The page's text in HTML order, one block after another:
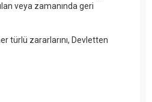
veya zamanında geri
türlü zararlarını, Devletten